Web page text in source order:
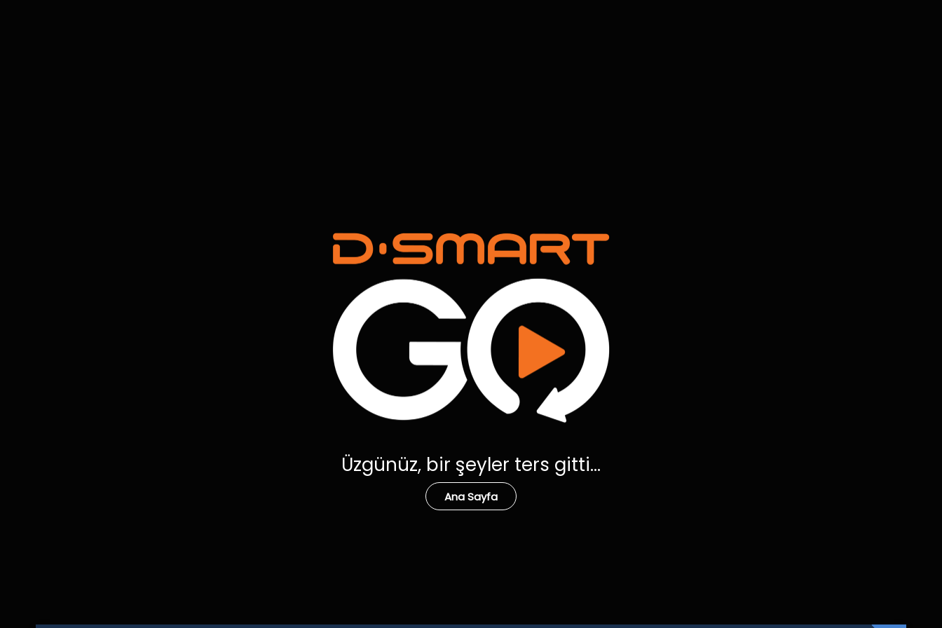
Üzgünüz, bir şeyler ters gitti...
Ana Sayfa